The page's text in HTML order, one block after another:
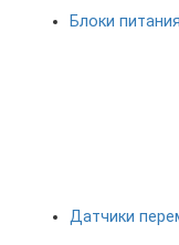
Блоки
Датчики